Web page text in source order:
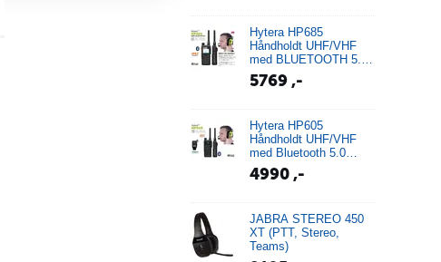
Hytera HP685
Håndholdt UHF/VHF
med BLUETOOTH 5.0
(IP67)
5769,-
Hytera HP605
Håndholdt UHF/VHF
med Bluetooth 5.0
(IP67)
4990,-
JABRA STEREO 450
XT (PTT, Stereo,
Teams)